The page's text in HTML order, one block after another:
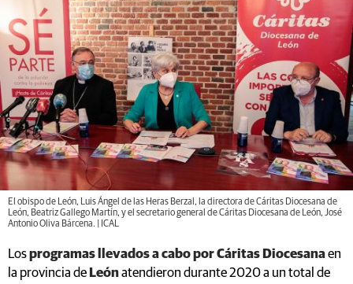
El obispo de León, Luis Ángel de las Heras Berzal, la directora de Cáritas Diocesana de
León, Beatriz Gallego Martín, y el secretario general de Cáritas Diocesana de León, José
Antonio Oliva Bárcena. | ICAL
Losprogramas llevados a cabo por Cáritas Diocesanaen
la provincia de Leónatendieron durante 2020 a un total de